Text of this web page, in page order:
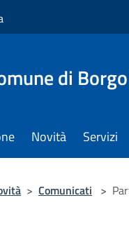
di
Novità Servizi
> Comunicati >